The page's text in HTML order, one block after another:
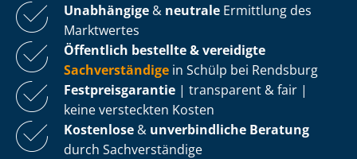
Unabhängige & neutrale Ermittlung des
Marktwertes
Öffentlich bestellte & vereidigte
Sachverständige in Schülp bei Rendsburg
Fest­preis­ga­ran­tie | transparent & fair |
keine versteckten Kosten
Kostenlose & unverbindliche Beratung
durch Sachverständige